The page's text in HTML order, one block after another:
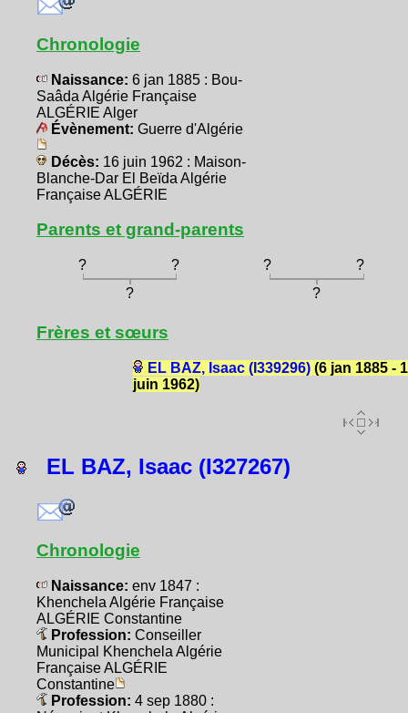
Chronologie
Naissance: 6 jan 1885 : Bou-
Saâda Algérie Française
ALGÉRIE Alger
Évènement: Guerre d'Algérie
Décès: 16 juin 1962 : Maison-
Blanche-Dar El Beïda Algérie
Française ALGÉRIE
Parents et grand-parents
? ? ?
?
?
?
Frères et sœurs
EL BAZ, Isaac (I339296)(6 jan 1885 -
juin 1962)
EL BAZ, Isaac (I327267)
Chronologie
Naissance: env 1847 :
Khenchela Algérie Française
ALGÉRIE Constantine
Profession: Conseiller
Municipal Khenchela Algérie
Française ALGÉRIE
Constantine
Profession: 4 sep 1880 :